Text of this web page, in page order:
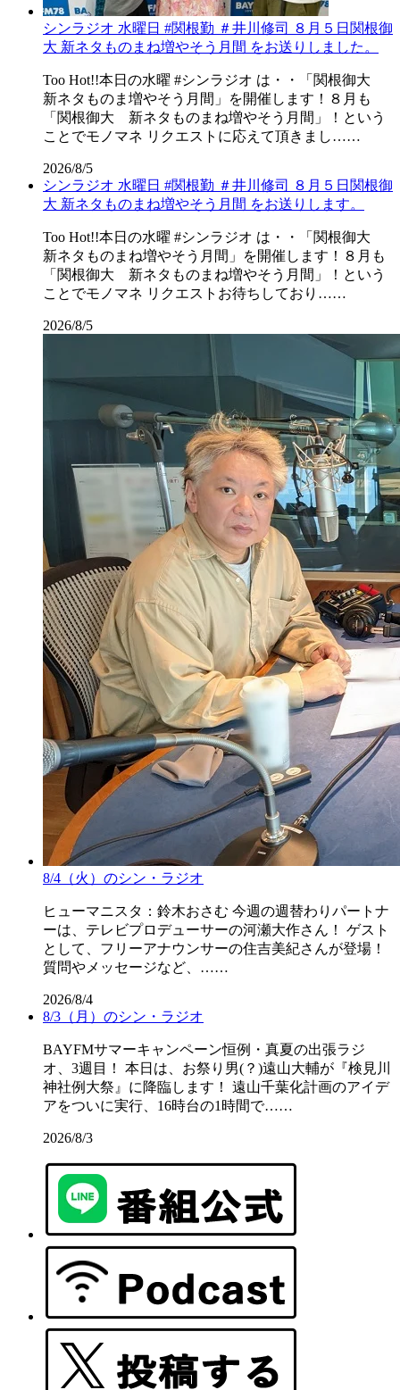
シンラジオ 水曜日 #関根勤 ＃井川修司 ８月５日関根御
大 新ネタものまね増やそう月間 をお送りしました。
Too Hot!!本日の水曜 #シンラジオ は・・「関根御大
新ネタものま増やそう月間」を開催します！８月も
「関根御大 新ネタものまね増やそう月間」！という
ことでモノマネ リクエストに応えて頂きまし……
2026/8/5
シンラジオ 水曜日 #関根勤 ＃井川修司 ８月５日関根御
大 新ネタものまね増やそう月間 をお送りします。
Too Hot!!本日の水曜 #シンラジオ は・・「関根御大
新ネタものまね増やそう月間」を開催します！８月も
「関根御大 新ネタものまね増やそう月間」！という
ことでモノマネ リクエストお待ちしており……
2026/8/5
8/4（火）のシン・ラジオ
ヒューマニスタ：鈴木おさむ 今週の週替わりパートナ
ーは、テレビプロデューサーの河瀬大作さん！ ゲスト
として、フリーアナウンサーの住吉美紀さんが登場！
質問やメッセージなど、……
2026/8/4
8/3（月）のシン・ラジオ
BAYFMサマーキャンペーン恒例・真夏の出張ラジ
オ、3週目！ 本日は、お祭り男(？)遠山大輔が『検見川
神社例大祭』に降臨します！ 遠山千葉化計画のアイデ
アをついに実行、16時台の1時間で……
2026/8/3